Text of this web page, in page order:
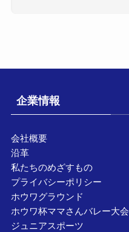
企業情報
会社概要
沿革
私たちのめざすもの
プライバシーポリシー
ホウワグラウンド
ホウワ杯ママさんバレー大会
ジュニアスポーツ